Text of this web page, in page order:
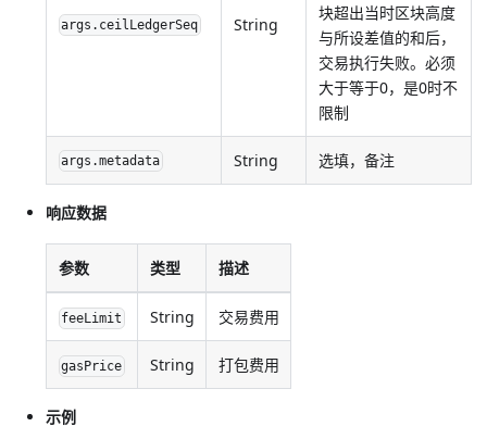
args.ceilLedgerSeq String
块超出当时区块高度
与所设差值的和后，
交易执行失败。必须
大于等于0，是0时不
限制
args.metadata String 选填，备注
响应数据
参数 类型 描述
feeLimit String 交易费用
gasPrice String 打包费用
示例